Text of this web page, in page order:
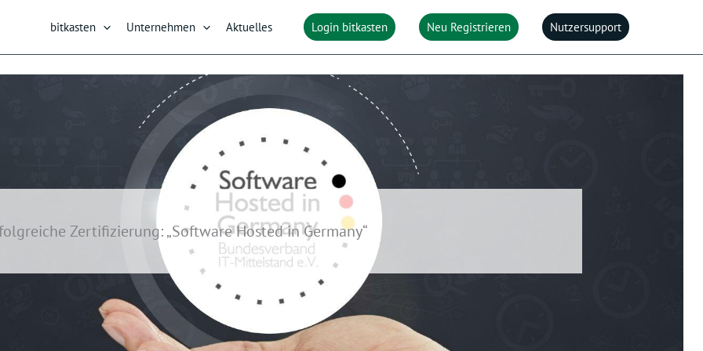
bitkasten Unternehmen Aktuelles Login bitkasten Neu Registrieren Nutzersupport
Zertifizierung: „Software Hosted in Germany“